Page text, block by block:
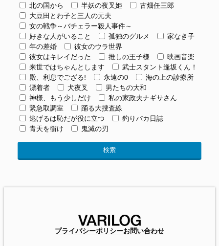
北の国から
半妖の夜叉姫
古畑任三郎
大豆田とわ子と三人の元夫
女の戦争～バチェラー殺人事件～
好きな人がいること
孤独のグルメ
家なき子
年の差婚
彼女のウラ世界
彼女はキレイだった
推しの王子様
映画音楽
来世ではちゃんとします
武士スタント逢坂くん！
殿、利息でござる!
永遠の0
海の上の診療所
漂着者
犬夜叉
男たちの大和
神様、もう少しだけ
私の家政夫ナギサさん
緊急取調室
踊る大捜査線
逃げるは恥だが役に立つ
釣りバカ日誌
青天を衝け
鬼滅の刃
プライバシーポリシーお問い合わせ